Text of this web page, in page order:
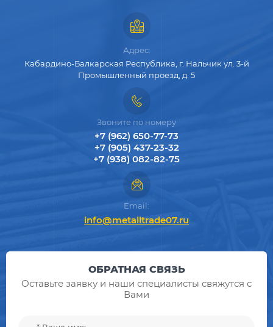
Адрес:
Кабардино-Балкарская Республика, г. Нальчик ул. 3-й
Промышленный проезд, д. 5
Звоните по номеру
+7 (962) 650-77-73
+7 (905) 437-23-32
+7 (938) 082-82-75
Email:
info@metalltrade07.ru
ОБРАТНАЯ СВЯЗЬ
Оставьте заявку и наши специалисты свяжутся с
Вами